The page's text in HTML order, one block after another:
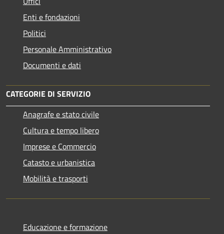
Enti e fondazioni
Politici
Personale Amministrativo
Documenti e dati
CATEGORIE DI SERVIZIO
Anagrafe e stato civile
Cultura e tempo libero
Imprese e Commercio
Catasto e urbanistica
Mobilità e trasporti
Educazione e formazione